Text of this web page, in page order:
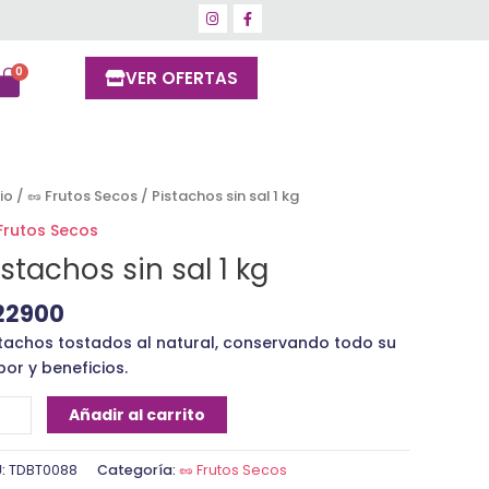
VER OFERTAS
/🥜 Frutos Secos / Pistachos sin sal 1 kg
Secos
sin sal 1 kg
tostados al natural, conservando todo su
y beneficios.
Añadir al carrito
TDBT0088 Categoría:🥜 Frutos Secos